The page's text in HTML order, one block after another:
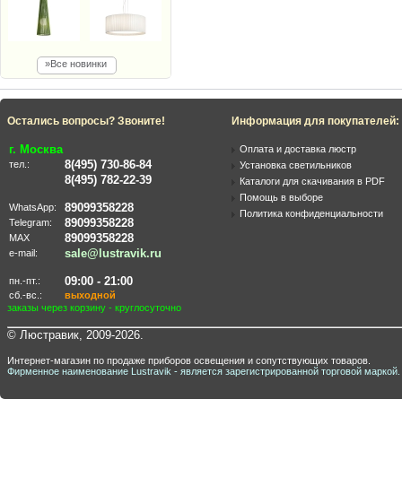
»Все новинки
Остались вопросы? Звоните!
г. Москва
тел.:
8(495) 730-86-84
8(495) 782-22-39
WhatsApp: 89099358228
Telegram: 89099358228
MAX 89099358228
e-mail: sale@lustravik.ru
пн.-пт.: 09:00 - 21:00
сб.-вс.:
выходной
заказы через корзину - круглосуточно
Информация для покупателей:
Оплата и доставка люстр
Установка светильников
Каталоги для скачивания в PDF
Помощь в выборе
Политика конфиденциальности
© Люстравик, 2009-2026.
Интернет-магазин по продаже приборов освещения и сопутствующих товаров.
Фирменное наименование Lustravik - является зарегистрированной торговой